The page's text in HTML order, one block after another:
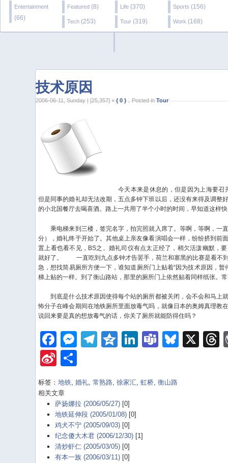
Entertainment
(66)
Featured (8) Life (370) Sports (156)
Tech (253) Tour (319) Work (168)
技术原因
2006-06-11, Sunday | [25,357] ×{ 0 }，Posted inTour
今天本来是休息的，但是因为上海要召
但是同事的婚礼却无法改期，五点多钟下班以后，还没有来得及调整
的小北国餐厅去喝喜酒。路上一共用了半个小时的时间，早知道这样
乘电梯来到三楼，签完名字，拍完照就入席了。等啊，等啊，一
分），婚礼终于开始了。其他桌上亲友像看演唱会一样，纷纷挤到前
置上看也看不见，BS之。婚礼司仪有点太正经了，稍欠活泼幽默，
就好了。
一直吃到九点多钟才告罢手，荷兰和塞黑的比赛是看不
急，想找简易厕所方便一下，谁知道厕所门上贴着“因为技术原因，
梯上贴的一样。到了衡山路站，那里的厕所门上依然贴着同样纸张。
到底是什么技术原因使得每个站的厕所都被关闭，会不会和马上
怖分子在峰会期间在地铁厕所里面放毒气吗，就像日本的奥姆真理教
说回来要是真的想放毒气的话，你关了厕所就能防得住吗？
Facebook
Messenger
Telegram
Qzone
LinkedIn
TeamsX
Sina
Weibo
标签：地铁 ,婚礼 ,常熟路 ,徐家汇 ,虹桥 ,衡山路
相关文章
萨扬娜拉 (2006/05/27)[0]
地铁延伸段 (2005/01/08)[0]
鸡犬不宁 (2005/09/03)[0]
纪念傻大木君 (2006/12/30)[1]
清炒虾仁 (2005/03/05)[0]
有本一族 (2006/03/11)[0]